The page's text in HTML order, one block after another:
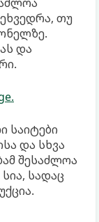
თუ
და
საიტები
და სხვა
შესაძლოა
სადაც